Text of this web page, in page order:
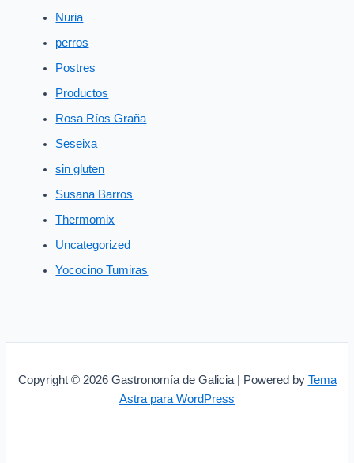
Nuria
perros
Postres
Productos
Rosa Ríos Graña
Seseixa
sin gluten
Susana Barros
Thermomix
Uncategorized
Yococino Tumiras
Copyright © 2026 Gastronomía de Galicia | Powered by Tema
Astra para WordPress